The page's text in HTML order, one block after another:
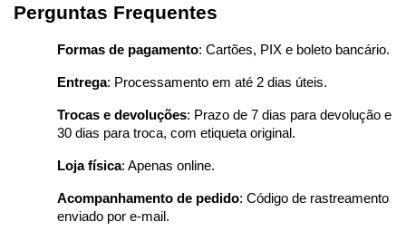
Perguntas Frequentes
Formas de pagamento: Cartões, PIX e boleto bancário.
Entrega: Processamento em até 2 dias úteis.
Trocas e devoluções: Prazo de 7 dias para devolução e
30 dias para troca, com etiqueta original.
Loja física: Apenas online.
Acompanhamento de pedido: Código de rastreamento
enviado por e-mail.